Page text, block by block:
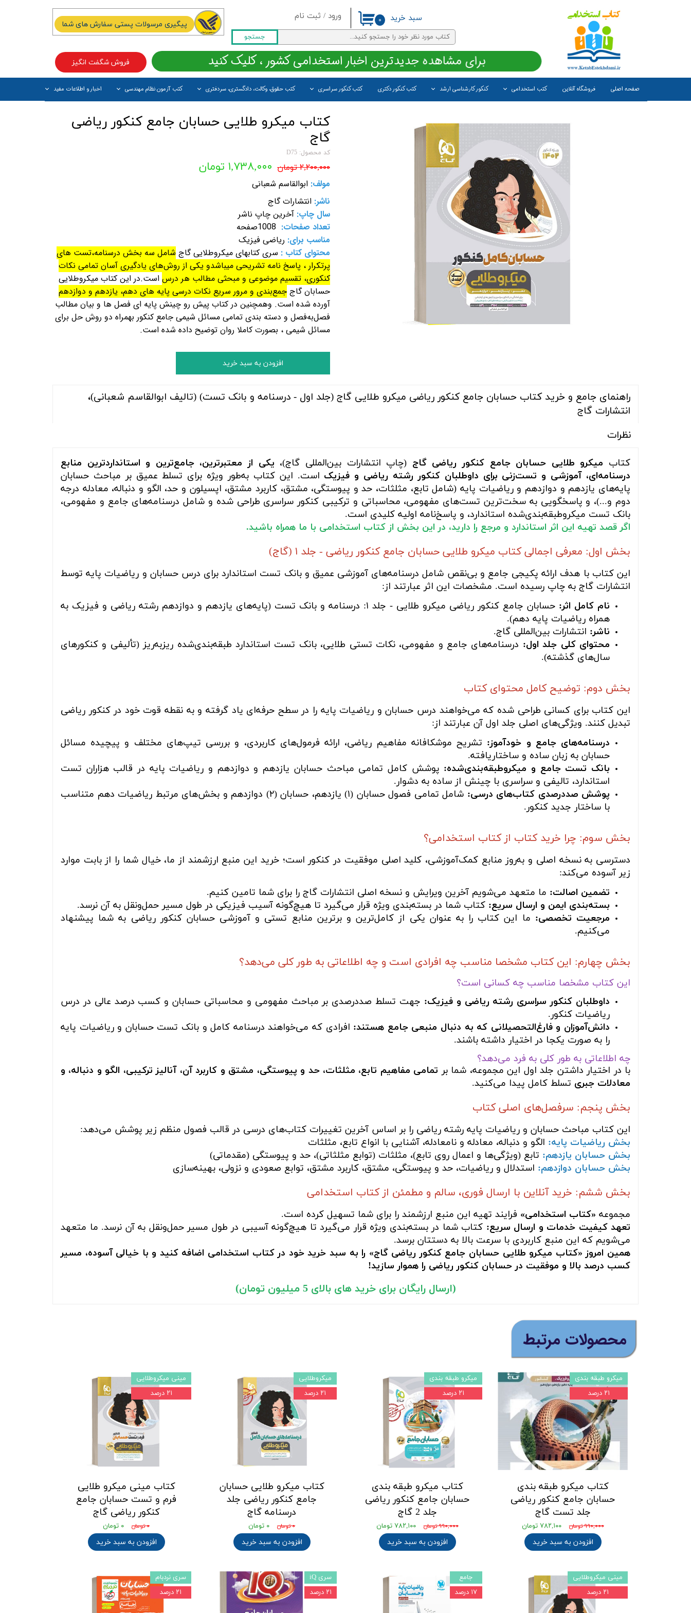
ورود / ثبت نام
حساب کاربری من
تغییر گذر واژه
سفارشات
خروج از حساب کاربری
جستجو
صفحه اصلی فروشگاه آنلاین کتب استخدامی کنکور کارشناسی ارشد کتب کنکور دکتری کتب کنکور سراسری کتب حقوق، وکالت، دادگستری، سردفتری کتب آزمون نظام مهندسی اخبار و اطلاعات مفید
۰ سبد خرید
فروش شگفت انگیز برای مشاهده جدیدترین اخبار استخدامی کشور ، کلیک کنید
پیگیری مرسولات پستی سفارش های شما
کتاب میکرو طلایی حسابان جامع کنکور ریاضی
گاج
کد محصول: D75
۲,۲۰۰,۰۰۰ تومان ۱,۷۳۸,۰۰۰ تومان
مولف: ابوالقاسم شعبانی
ناشر: انتشارات گاج
سال چاپ: آخرین چاپ ناشر
تعداد صفحات: 1008صفحه
مناسب برای: ریاضی فیزیک
محتوای کتاب : سری کتابهای میکروطلایی گاج شامل سه بخش درسنامه،تست های
پرتکرار ، پاسخ نامه تشریحی میباشدو یکی از روش‌های یادگیری آسان تمامی نکات
کنکوری، تقسیم موضوعی و مبحثی مطالب هر درس است.در این کتاب میکروطلایی
حسابان گاج جمع‌بندی و مرور سریع نکات درسی پایه های دهم، یازدهم و دوازدهم
آورده شده است. وهمچنین در کتاب پیش رو چینش پایه‌ ای فصل ها و بیان مطالب
فصل‌به‌فصل و دسته بندی تمامی مسائل شیمی جامع کنکور بهمراه دو روش حل برای
مسائل شیمی ، بصورت کاملا روان توضیح داده شده است.
افزودن به سبد خرید
راهنمای جامع و خرید کتاب حسابان جامع کنکور ریاضی میکرو طلایی گاج (جلد اول - درسنامه و بانک تست) (تالیف ابوالقاسم شعبانی)،
انتشارات گاج
نظرات
کتاب میکرو طلایی حسابان جامع کنکور ریاضی گاج (چاپ انتشارات بین‌المللی گاج)، یکی از معتبرترین، جامع‌ترین و استانداردترین منابع
درسنامه‌ای، آموزشی و تست‌زنی برای داوطلبان کنکور رشته ریاضی و فیزیک است. این کتاب به‌طور ویژه برای تسلط عمیق بر مباحث حسابان
پایه‌های یازدهم و دوازدهم و ریاضیات پایه (شامل تابع، مثلثات، حد و پیوستگی، مشتق، کاربرد مشتق، اپسیلون و حد، الگو و دنباله، معادله درجه
دوم و...)، و پاسخگویی به سخت‌ترین تست‌های مفهومی، محاسباتی و ترکیبی کنکور سراسری طراحی شده و شامل درسنامه‌های جامع و مفهومی،
بانک تست میکروطبقه‌بندی‌شده استاندارد، و پاسخ‌نامه اولیه کلیدی است.
اگر قصد تهیه این اثر استاندارد و مرجع را دارید، در این بخش از کتاب استخدامی با ما همراه باشید.
بخش اول: معرفی اجمالی کتاب میکرو طلایی حسابان جامع کنکور ریاضی - جلد ۱ (گاج)
این کتاب با هدف ارائه پکیجی جامع و بی‌نقص شامل درسنامه‌های آموزشی عمیق و بانک تست استاندارد برای درس حسابان و ریاضیات پایه توسط
انتشارات گاج به چاپ رسیده است. مشخصات این اثر عبارتند از:
نام کامل اثر:
حسابان جامع کنکور ریاضی میکرو طلایی - جلد ۱: درسنامه و بانک تست (پایه‌های یازدهم و دوازدهم رشته ریاضی و فیزیک به
همراه ریاضیات پایه دهم).
ناشر: انتشارات بین‌المللی گاج.
محتوای کلی جلد اول: درسنامه‌های جامع و مفهومی، نکات تستی طلایی، بانک تست استاندارد طبقه‌بندی‌شده ریزبه‌ریز (تألیفی و کنکورهای
سال‌های گذشته).
بخش دوم: توضیح کامل محتوای کتاب
این کتاب برای کسانی طراحی شده که می‌خواهند درس حسابان و ریاضیات پایه را در سطح حرفه‌ای یاد گرفته و به نقطه قوت خود در کنکور ریاضی
تبدیل کنند. ویژگی‌های اصلی جلد اول آن عبارتند از:
درسنامه‌های جامع و خودآموز: تشریح موشکافانه مفاهیم ریاضی، ارائه فرمول‌های کاربردی، و بررسی تیپ‌های مختلف و پیچیده مسائل
حسابان به زبان ساده و ساختاریافته.
بانک تست جامع و میکروطبقه‌بندی‌شده: پوشش کامل تمامی مباحث حسابان یازدهم و دوازدهم و ریاضیات پایه در قالب هزاران تست
استاندارد، تالیفی و سراسری با چینش از ساده به دشوار.
پوشش صددرصدی کتاب‌های درسی:
شامل تمامی فصول حسابان (۱) یازدهم، حسابان (۲) دوازدهم و بخش‌های مرتبط ریاضیات دهم متناسب
با ساختار جدید کنکور.
بخش سوم: چرا خرید کتاب از کتاب استخدامی؟
دسترسی به نسخه اصلی و به‌روز منابع کمک‌آموزشی، کلید اصلی موفقیت در کنکور است؛ خرید این منبع ارزشمند از ما، خیال شما را از بابت موارد
زیر آسوده می‌کند:
تضمین اصالت: ما متعهد می‌شویم آخرین ویرایش و نسخه اصلی انتشارات گاج را برای شما تامین کنیم.
بسته‌بندی ایمن و ارسال سریع: کتاب شما در بسته‌بندی ویژه قرار می‌گیرد تا هیچ‌گونه آسیب فیزیکی در طول مسیر حمل‌ونقل به آن نرسد.
مرجعیت تخصصی: ما این کتاب را به عنوان یکی از کامل‌ترین و برترین منابع تستی و آموزشی حسابان کنکور ریاضی به شما پیشنهاد
می‌کنیم.
بخش چهارم: این کتاب مشخصا مناسب چه افرادی است و چه اطلاعاتی به طور کلی می‌دهد؟
این کتاب مشخصا مناسب چه کسانی است؟
داوطلبان کنکور سراسری رشته ریاضی و فیزیک: جهت تسلط صددرصدی بر مباحث مفهومی و محاسباتی حسابان و کسب درصد عالی در درس
ریاضیات کنکور.
دانش‌آموزان و فارغ‌التحصیلانی که به دنبال منبعی جامع هستند: افرادی که می‌خواهند درسنامه کامل و بانک تست حسابان و ریاضیات پایه
را به صورت یکجا در اختیار داشته باشند.
چه اطلاعاتی به طور کلی به فرد می‌دهد؟
با در اختیار داشتن جلد اول این مجموعه، شما بر تمامی مفاهیم تابع، مثلثات، حد و پیوستگی، مشتق و کاربرد آن، آنالیز ترکیبی، الگو و دنباله، و
معادلات جبری تسلط کامل پیدا می‌کنید.
بخش پنجم: سرفصل‌های اصلی کتاب
این کتاب مباحث حسابان و ریاضیات پایه رشته ریاضی را بر اساس آخرین تغییرات کتاب‌های درسی در قالب فصول منظم زیر پوشش می‌دهد:
بخش ریاضیات پایه: الگو و دنباله، معادله و نامعادله، آشنایی با انواع تابع، مثلثات
بخش حسابان یازدهم: تابع (ویژگی‌ها و اعمال روی تابع)، مثلثات (توابع مثلثاتی)، حد و پیوستگی (مقدماتی)
بخش حسابان دوازدهم: استدلال و ریاضیات، حد و پیوستگی، مشتق، کاربرد مشتق، توابع صعودی و نزولی، بهینه‌سازی
بخش ششم: خرید آنلاین با ارسال فوری، سالم و مطمئن از کتاب استخدامی
مجموعه «کتاب استخدامی» فرایند تهیه این منبع ارزشمند را برای شما تسهیل کرده است.
تعهد کیفیت خدمات و ارسال سریع: کتاب شما در بسته‌بندی ویژه قرار می‌گیرد تا هیچ‌گونه آسیبی در طول مسیر حمل‌ونقل به آن نرسد. ما متعهد
می‌شویم که این منبع کاربردی با سرعت بالا به دستتان برسد.
همین امروز «کتاب میکرو طلایی حسابان جامع کنکور ریاضی گاج» را به سبد خرید خود در کتاب استخدامی اضافه کنید و با خیالی آسوده، مسیر
کسب درصد بالا و موفقیت در حسابان کنکور ریاضی را هموار سازید!
(ارسال رایگان برای خرید های بالای 5 میلیون تومان)
​محصولات مرتبط
کتاب میکرو طبقه بندی
حسابان جامع کنکور ریاضی
جلد تست گاج
۹۹۰,۰۰۰ تومان ۷۸۲,۱۰۰ تومان
افزودن به سبد خرید
میکرو طبقه بندی
۲۱ درصد
کتاب میکرو طبقه بندی
حسابان جامع کنکور ریاضی
جلد 2 گاج
۹۹۰,۰۰۰ تومان ۷۸۲,۱۰۰ تومان
افزودن به سبد خرید
میکرو طبقه بندی
۲۱ درصد
کتاب میکرو طلایی حسابان
جامع کنکور ریاضی جلد
درسنامه گاج
۰ تومان ۰ تومان
افزودن به سبد خرید
میکروطلایی
۲۱ درصد
کتاب مینی میکرو طلایی
فرم و تست حسابان جامع
کنکور ریاضی گاج
۰ تومان ۰ تومان
افزودن به سبد خرید
مینی میکروطلایی
۲۱ درصد
مینی میکروطلایی
۲۱ درصد
جامع
۱۷ درصد
سری iQ
۲۱ درصد
سری نردبام
۲۱ درصد